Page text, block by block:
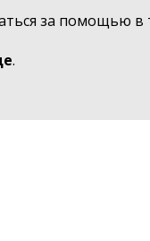
за помощью в
.